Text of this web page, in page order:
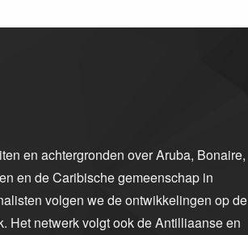
en achtergronden over Aruba, Bonaire,
en de Caribische gemeenschap in
volgen we de ontwikkelingen op de
Het netwerk volgt ook de Antilliaanse en